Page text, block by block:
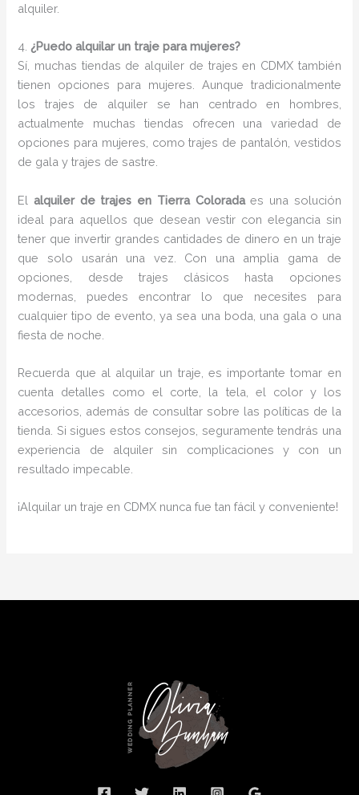
alquiler.
4. ¿Puedo alquilar un traje para mujeres?
Sí, muchas tiendas de alquiler de trajes en CDMX también
tienen opciones para mujeres. Aunque tradicionalmente
los trajes de alquiler se han centrado en hombres,
actualmente muchas tiendas ofrecen una variedad de
opciones para mujeres, como trajes de pantalón, vestidos
de gala y trajes de sastre.
Elalquiler de trajes en Tierra Coloradaes una solución
ideal para aquellos que desean vestir con elegancia sin
tener que invertir grandes cantidades de dinero en un traje
que solo usarán una vez. Con una amplia gama de
opciones, desde trajes clásicos hasta opciones
modernas, puedes encontrar lo que necesites para
cualquier tipo de evento, ya sea una boda, una gala o una
fiesta de noche.
Recuerda que al alquilar un traje, es importante tomar en
cuenta detalles como el corte, la tela, el color y los
accesorios, además de consultar sobre las políticas de la
tienda. Si sigues estos consejos, seguramente tendrás una
experiencia de alquiler sin complicaciones y con un
resultado impecable.
¡Alquilar un traje en CDMX nunca fue tan fácil y conveniente!